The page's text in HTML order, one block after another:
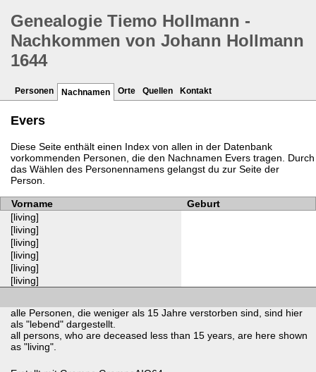
Genealogie Tiemo Hollmann -
Nachkommen von Johann Hollmann
1644
Personen Nachnamen Orte Quellen Kontakt
Evers
Diese Seite enthält einen Index von allen in der Datenbank
vorkommenden Personen, die den Nachnamen Evers tragen. Durch
das Wählen des Personennamens gelangst du zur Seite der
Person.
Vorname
Geburt
[living]
[living]
[living]
[living]
[living]
[living]
alle Personen, die weniger als 15 Jahre verstorben sind, sind hier
als "lebend" dargestellt.
all persons, who are deceased less than 15 years, are here shown
as "living".